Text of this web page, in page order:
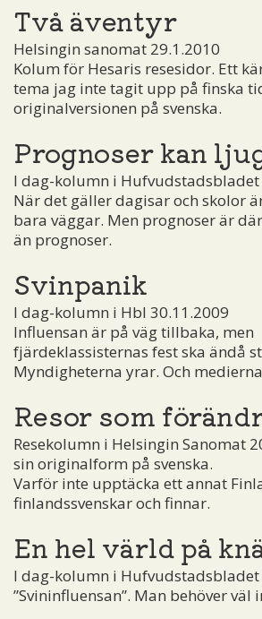
Två äventyr
Helsingin sanomat 29.1.2010
Kolum för Hesaris resesidor. Ett
tema jag inte tagit upp på finska
originalversionen på svenska.
Prognoser kan
I dag-kolumn i Hufvudstadsbladet
När det gäller dagisar och skolor
bara väggar. Men prognoser är
än prognoser.
Svinpanik
I dag-kolumn i Hbl 30.11.2009
Influensan är på väg tillbaka, men
fjärdeklassisternas fest ska ändå
Myndigheterna yrar. Och
Resor som
Resekolumn i Helsingin Sanomat
sin originalform på svenska.
Varför inte upptäcka ett annat
finlandssvenskar och finnar.
En hel värld på
I dag-kolumn i Hufvudstadsbladet
”Svininfluensan”. Man behöver väl